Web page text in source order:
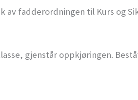
av fadderordningen til Kurs og
gjenstår oppkjøringen.